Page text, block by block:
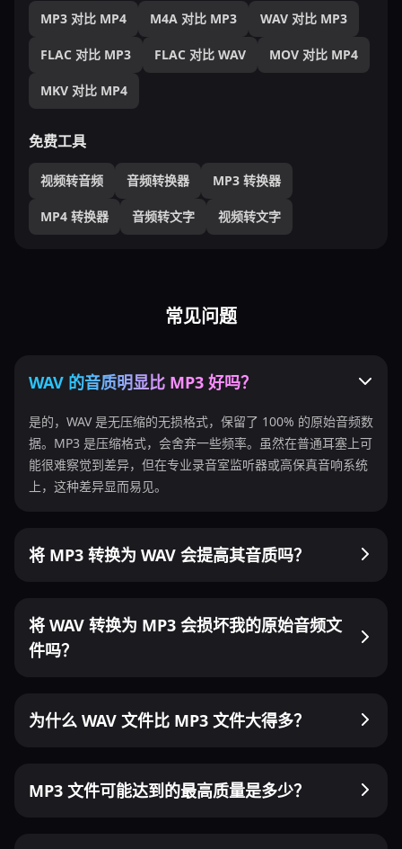
MP3 对比 MP4 M4A 对比 MP3 WAV 对比 MP3
FLAC 对比 MP3 FLAC 对比 WAV MOV 对比 MP4
MKV 对比 MP4
免费工具
视频转音频 音频转换器 MP3 转换器
MP4 转换器 音频转文字 视频转文字
常见问题
WAV 的音质明显比 MP3 好吗？
是的，WAV 是无压缩的无损格式，保留了 100% 的原始音频数
据。MP3 是压缩格式，会舍弃一些频率。虽然在普通耳塞上可
能很难察觉到差异，但在专业录音室监听器或高保真音响系统
上，这种差异显而易见。
将 MP3 转换为 WAV 会提高其音质吗？
将 WAV 转换为 MP3 会损坏我的原始音频文
件吗？
为什么 WAV 文件比 MP3 文件大得多？
MP3 文件可能达到的最高质量是多少？